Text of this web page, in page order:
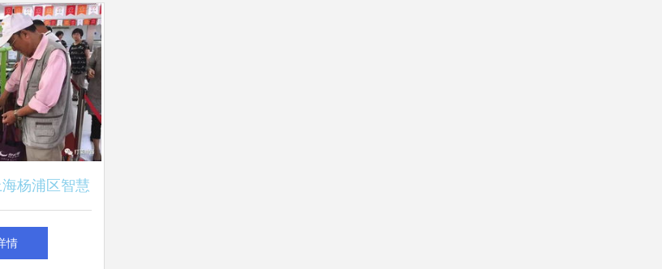
杨浦区智慧
饮服务
情